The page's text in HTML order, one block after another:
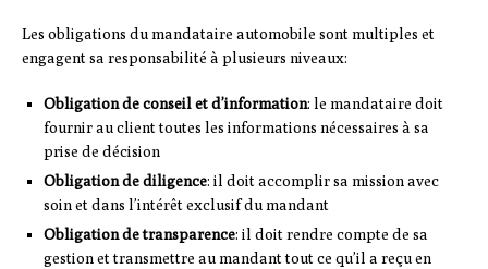
Les obligations du mandataire automobile sont multiples et
engagent sa responsabilité à plusieurs niveaux:
Obligation de conseil et d’information: le mandataire doit
fournir au client toutes les informations nécessaires à sa
prise de décision
Obligation de diligence: il doit accomplir sa mission avec
soin et dans l’intérêt exclusif du mandant
Obligation de transparence: il doit rendre compte de sa
gestion et transmettre au mandant tout ce qu’il a reçu en